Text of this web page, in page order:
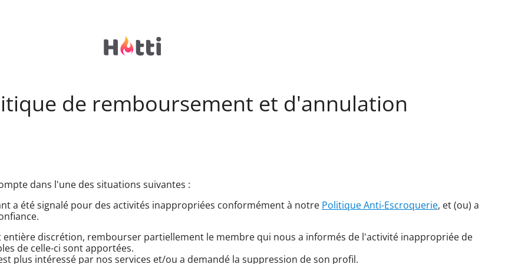
de remboursement et d'annulation
dans l'une des situations suivantes :
a été signalé pour des activités inappropriées conformément à notre Politique Anti-Escroquerie, et (ou) a
entière discrétion, rembourser partiellement le membre qui nous a informés de l'activité inappropriée de
de celle-ci sont apportées.
plus intéressé par nos services et/ou a demandé la suppression de son profil.